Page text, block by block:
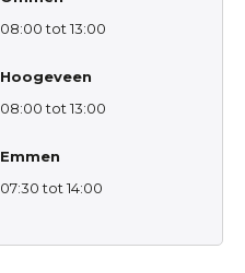
08:00 tot 13:00
Hoogeveen
08:00 tot 13:00
Emmen
07:30 tot 14:00